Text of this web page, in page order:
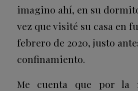
imagino ahí, en su
vez que visité su casa en
febrero de 2020, justo
confinamiento.
Me cuenta que por la